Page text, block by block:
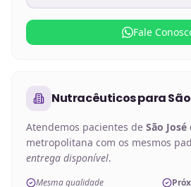
Fale
Nutracêuticospara
Atendemos pacientes de São
metropolitana com os mesmos
entrega disponível.
Mesma qualidade